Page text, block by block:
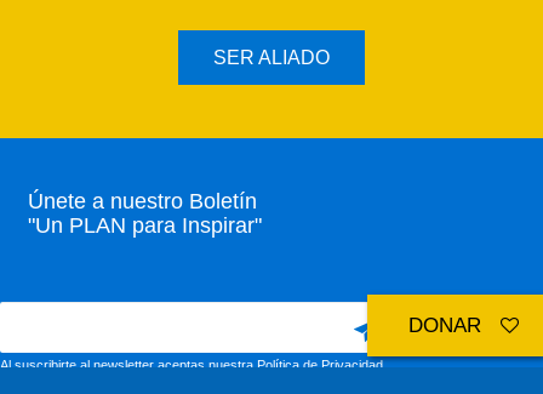
SER ALIADO
Únete a nuestro Boletín
"Un PLAN para Inspirar"
Al suscribirte al newsletter aceptas nuestraPolítica de Privacidad
DONAR